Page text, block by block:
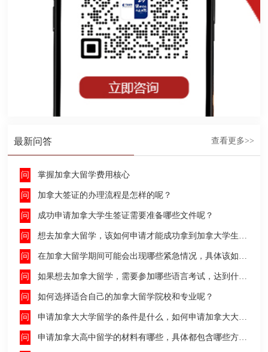
最新问答 查看更多>>
掌握加拿大留学费用核心
加拿大签证的办理流程是怎样的呢？
成功申请加拿大学生签证需要准备哪些文件呢？
想去加拿大留学，该如何申请才能成功拿到加拿大学生签证呢？
在加拿大留学期间可能会出现哪些紧急情况，具体该如何去处理这些紧急情况呢？
如果想去加拿大留学，需要参加哪些语言考试，达到什么水平才能申请呢？
如何选择适合自己的加拿大留学院校和专业呢？
申请加拿大大学留学的条件是什么，如何申请加拿大大学留学，留学的费用及签证申请流程是什么？
申请加拿大高中留学的材料有哪些，具体都包含哪些方面呢？